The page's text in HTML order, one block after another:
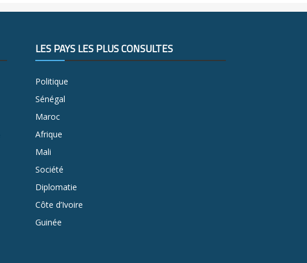
LES PAYS LES PLUS CONSULTÉS
Politique
Sénégal
Maroc
Afrique
Mali
Société
Diplomatie
Côte d’Ivoire
Guinée